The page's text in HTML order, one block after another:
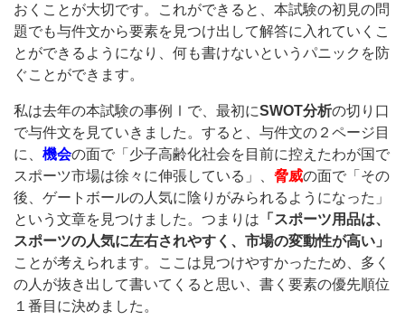
おくことが大切です。これができると、本試験の初見の問
題でも与件文から要素を見つけ出して解答に入れていくこ
とができるようになり、何も書けないというパニックを防
ぐことができます。
私は去年の本試験の事例Ⅰで、最初にSWOT分析の切り口
で与件文を見ていきました。すると、与件文の２ページ目
に、 機会の面で「少子高齢化社会を目前に控えたわが国で
スポーツ市場は徐々に伸張している」、 脅威の面で「その
後、ゲートボールの人気に陰りがみられるようになった」
という文章を見つけました。つまりは 「スポーツ用品は、
スポーツの人気に左右されやすく、市場の変動性が高い」
ことが考えられます。ここは見つけやすかったため、多く
の人が抜き出して書いてくると思い、書く要素の優先順位
１番目に決めました。